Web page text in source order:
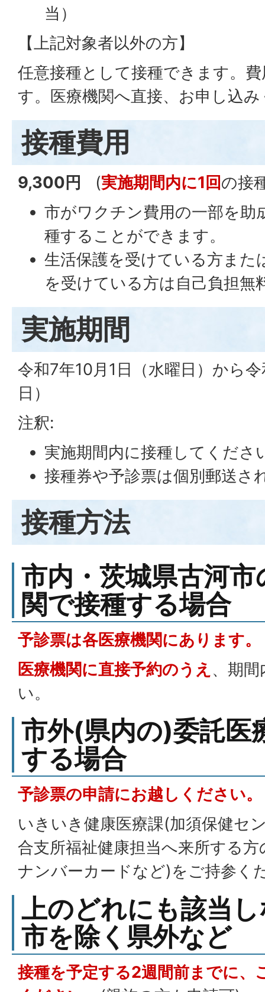
当）
【上記対象者以外の方】
任意接種として接種できます。
す。医療機関へ直接、お申し込
接種費用
9,300円 (実施期間内に1回の接
市がワクチン費用の一部を
種することができます。
生活保護を受けている方また
を受けている方は自己負担無
実施期間
令和7年10月1日（水曜日）から
日）
注釈:
実施期間内に接種してくださ
接種券や予診票は個別郵送さ
接種方法
市内・茨城県古河
関で接種する場合
予診票は各医療機関にあります。
医療機関に直接予約のうえ 、期
い。
市外(県内の)委託医
する場合
予診票の申請にお越しください。
いきいき健康医療課(加須保健セ
合支所福祉健康担当へ来所する
ナンバーカードなど)をご持参く
上のどれにも該当
市を除く県外など
接種を予定する2週間前までに、